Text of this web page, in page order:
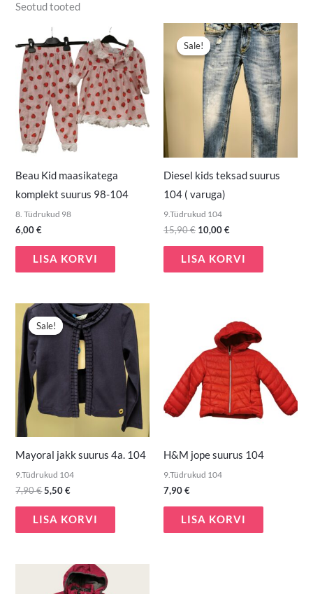
Seotud tooted
Beau Kid maasikatega
komplekt suurus 98-104
8. Tüdrukud 98
6,00€
LISA KORVI
Sale!
Sale!
Diesel kids teksad suurus
104 ( varuga)
9.Tüdrukud 104
15,90€
Algne
hind
oli:
15,90 €.
10,00€
Praegune
hind
on:
10,00 €.
LISA KORVI
Sale!
Sale!
Mayoral jakk suurus 4a. 104
9.Tüdrukud 104
7,90€
Algne
hind
oli:
7,90 €.
5,50€
Praegune
hind
on:
5,50 €.
LISA KORVI
H&M jope suurus 104
9.Tüdrukud 104
7,90€
LISA KORVI